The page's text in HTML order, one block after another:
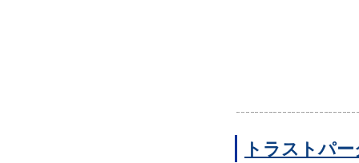
トラストパ